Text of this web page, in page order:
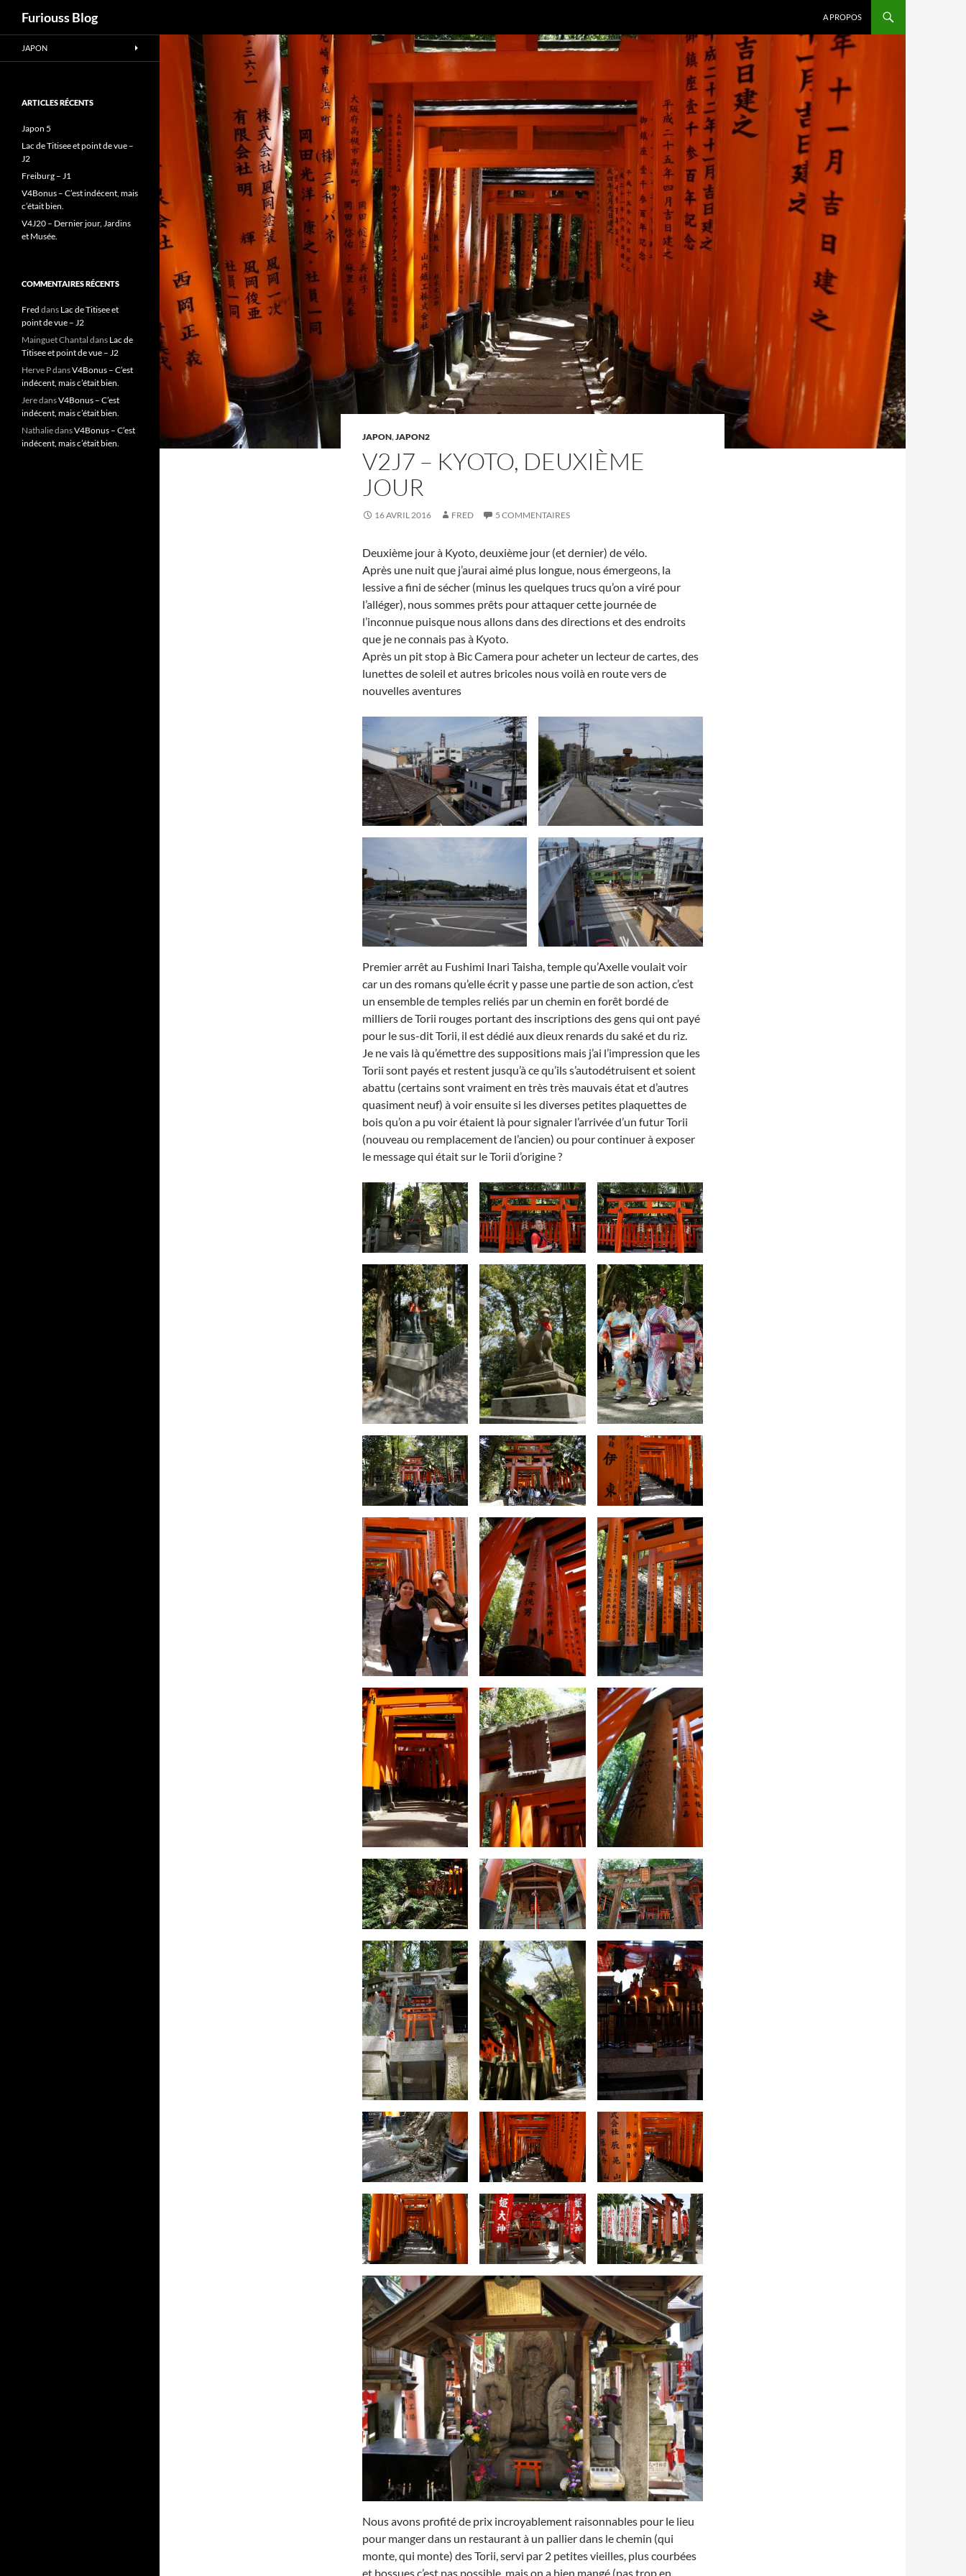
au
Furiouss Blog A PROPOS
JAPON,JAPON2
V2J7 – KYOTO, DEUXIÈME
JOUR
16 AVRIL 2016 FRED 5 COMMENTAIRES
Deuxième jour à Kyoto, deuxième jour (et dernier) de vélo.
Après une nuit que j’aurai aimé plus longue, nous émergeons, la
lessive a fini de sécher (minus les quelques trucs qu’on a viré pour
l’alléger), nous sommes prêts pour attaquer cette journée de
l’inconnue puisque nous allons dans des directions et des endroits
que je ne connais pas à Kyoto.
Après un pit stop à Bic Camera pour acheter un lecteur de cartes, des
lunettes de soleil et autres bricoles nous voilà en route vers de
nouvelles aventures
Premier arrêt au Fushimi Inari Taisha, temple qu’Axelle voulait voir
car un des romans qu’elle écrit y passe une partie de son action, c’est
un ensemble de temples reliés par un chemin en forêt bordé de
milliers de Torii rouges portant des inscriptions des gens qui ont payé
pour le sus-dit Torii, il est dédié aux dieux renards du saké et du riz.
Je ne vais là qu’émettre des suppositions mais j’ai l’impression que les
Torii sont payés et restent jusqu’à ce qu’ils s’autodétruisent et soient
abattu (certains sont vraiment en très très mauvais état et d’autres
quasiment neuf) à voir ensuite si les diverses petites plaquettes de
bois qu’on a pu voir étaient là pour signaler l’arrivée d’un futur Torii
(nouveau ou remplacement de l’ancien) ou pour continuer à exposer
le message qui était sur le Torii d’origine ?
Nous avons profité de prix incroyablement raisonnables pour le lieu
pour manger dans un restaurant à un pallier dans le chemin (qui
monte, qui monte) des Torii, servi par 2 petites vieilles, plus courbées
et bossues c’est pas possible, mais on a bien mangé (pas trop en
JAPON
ARTICLES RÉCENTS
Japon 5
Lac de Titisee et point de vue –
J2
Freiburg – J1
V4Bonus – C’est indécent, mais
c’était bien.
V4J20 – Dernier jour, Jardins
et Musée.
COMMENTAIRES RÉCENTS
Fred dans Lac de Titisee et
point de vue – J2
Mainguet Chantal dans Lac de
Titisee et point de vue – J2
Herve PdansV4Bonus – C’est
indécent, mais c’était bien.
JeredansV4Bonus – C’est
indécent, mais c’était bien.
NathaliedansV4Bonus – C’est
indécent, mais c’était bien.